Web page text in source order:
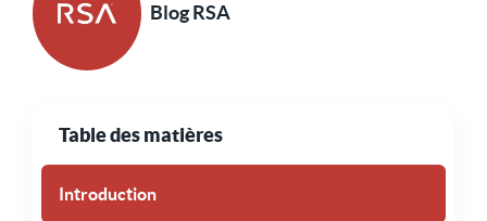
Blog RSA
Table des matières
Introduction